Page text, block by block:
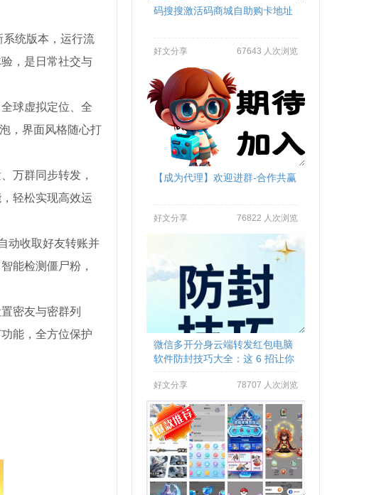
统版本，运行流
，是日常社交与
球虚拟定位、全
，界面风格随心打
万群同步转发，
轻松实现高效运
动收取好友转账并
能检测僵尸粉，
密友与密群列
能，全方位保护
码搜搜激活码商城自助购卡地址
好文分享 67643 人次浏览
【成为代理】欢迎进群-合作共赢
好文分享 76822 人次浏览
微信多开分身云端转发红包电脑
软件防封技巧大全：这 6 招让你
好文分享 78707 人次浏览